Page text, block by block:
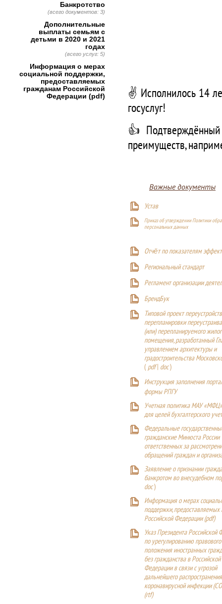
✌️ Исполнилось 14
госуслуг!
👍 Подтверждённый
преимуществ,
Важные документы
Устав
Приказ об утверждении Политики
персональных данных
Отчёт по показателям
Региональный стандарт
Регламент организации
БрендБук
Типовой проект
перепланировки
(или) перепланируемого
помещения, разработанный
управлением архитектуры и
градостроительства
( pdf| doc)
Инструкция заполнения
формы РПГУ
Учетная политика МАУ
для целей бухгалтерского
Федеральные
гражданские Минюста России
ответственных за
обращений граждан и
Заявление о признании
банкротом во внесудебном
doc)
Информация о мерах
поддержки,
Российской Федерации (pdf)
Указ Президента Российской
по урегулированию правового
положения иностранных
без гражданства в Российской
Федерации в связи с угрозой
дальнейшего
коронавирусной инфекции
(rtf)
Банкротство
(всего документов: 3)
Дополнительные
выплаты семьям с
детьми в 2020 и 2021
годах
(всего услуг: 5)
Информация о мерах
социальной поддержки,
предоставляемых
гражданам Российской
Федерации (pdf)